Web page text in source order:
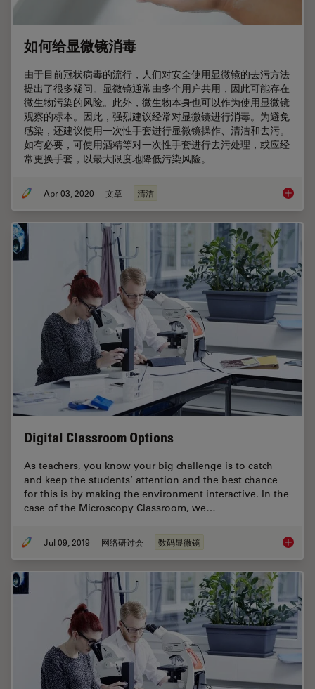
如何给显微镜消毒
由于目前冠状病毒的流行，人们对安全使用显微镜的去污方法
提出了很多疑问。显微镜通常由多个用户共用，因此可能存在
微生物污染的风险。此外，微生物本身也可以作为使用显微镜
观察的标本。因此，强烈建议经常对显微镜进行消毒。为避免
感染，还建议使用一次性手套进行显微镜操作、清洁和去污。
如有必要，可使用酒精等对一次性手套进行去污处理，或应经
常更换手套，以最大限度地降低污染风险。
Apr 03, 2020 文章 清洁 如何给
Digital Classroom Options
As teachers, you know your big challenge is to catch
and keep the students’ attention and the best chance
for this is by making the environment interactive. In the
case of the Microscopy Classroom, we…
Jul 09, 2019 网络研讨会 数码显微镜 Digital